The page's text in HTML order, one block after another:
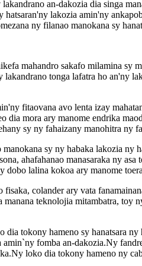
an-dakozia dia singa
lakozia amin'ny
ny filanao manokana sy
mahandro sakafo milamina sy
tonga lafatra ho an'ny
fitaovana avo lenta izay
mora ary manome endrika
sy ny fahaizany manohitra ny
sy ny habaka lakozia ny
ahafahanao manasaraka ny
lalina kokoa ary manome
colander ary vata
teknolojia mitambatra, toy
tokony hameno sy hanatsara ny
fomba an-dakozia.Ny
loko dia tokony hameno ny